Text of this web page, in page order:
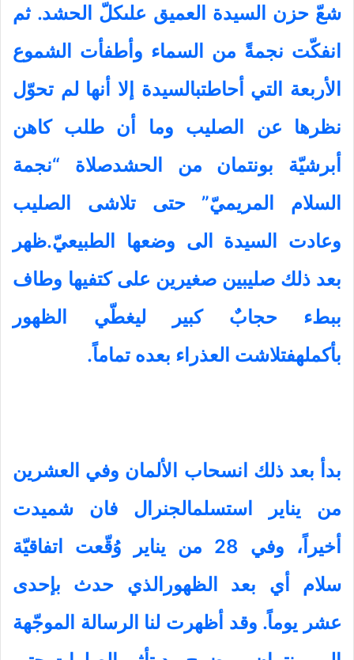
شعّ حزن السيدة العميق علىكلّ الحشد. ثم
انفكّت نجمةً من السماء وأطفأت الشموع
الأربعة
التي أحاطتبالسيدة إلا أنها لم تحوّل
نظرها عن الصليب وما أن طلب كاهن
أبرشيّة
بونتمان من الحشدصلاة “نجمة
السلام المريميّ” حتى تلاشى الصليب
وعادت السيدة الى وضعها الطبيعيّ.ظهر
بعد ذلك صليبين صغيرين على كتفيها وطاف
ببطء حجابٌ كبير ليغطّي
الظهور
بأكملهفتلاشت العذراء بعده تماماً.
بدأ بعد ذلك انسحاب الألمان وفي العشرين
من يناير استسلمالجنرال فان شميدت
أخيراً، وفي 28 من يناير وُقّعت اتفاقيّة
سلام أي بعد الظهورالذي حدث بإحدى
عشر يوماً. وقد أظهرت لنا الرسالة الموجّهة